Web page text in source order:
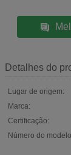
Detalhes do
Lugar de origem:
Marca:
Certificação:
Número do